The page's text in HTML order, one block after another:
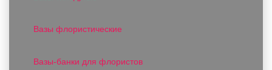
Вазы флористические
Вазы-банки для флористов